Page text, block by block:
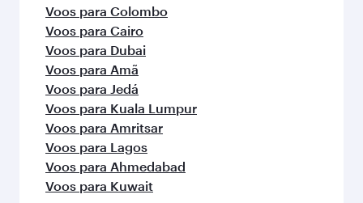
Voos para Colombo
Voos para Cairo
Voos para Dubai
Voos para Amã
Voos para Jedá
Voos para Kuala Lumpur
Voos para Amritsar
Voos para Lagos
Voos para Ahmedabad
Voos para Kuwait